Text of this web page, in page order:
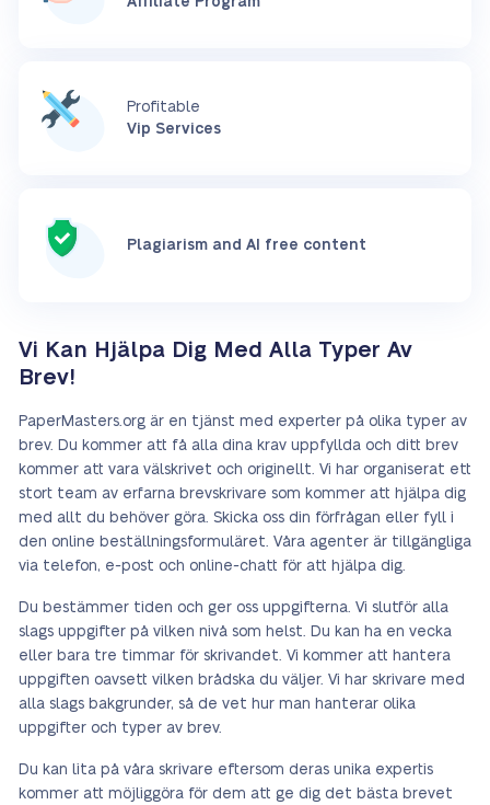
Profitable
Vip Services
Plagiarism and AI free content
Vi Kan Hjälpa Dig Med Alla Typer Av
Brev!
PaperMasters.org är en tjänst med experter på olika typer av
brev. Du kommer att få alla dina krav uppfyllda och ditt brev
kommer att vara välskrivet och originellt. Vi har organiserat ett
stort team av erfarna brevskrivare som kommer att hjälpa dig
med allt du behöver göra. Skicka oss din förfrågan eller fyll i
den online beställningsformuläret. Våra agenter är tillgängliga
via telefon, e-post och online-chatt för att hjälpa dig.
Du bestämmer tiden och ger oss uppgifterna. Vi slutför alla
slags uppgifter på vilken nivå som helst. Du kan ha en vecka
eller bara tre timmar för skrivandet. Vi kommer att hantera
uppgiften oavsett vilken brådska du väljer. Vi har skrivare med
alla slags bakgrunder, så de vet hur man hanterar olika
uppgifter och typer av brev.
Du kan lita på våra skrivare eftersom deras unika expertis
kommer att möjliggöra för dem att ge dig det bästa brevet